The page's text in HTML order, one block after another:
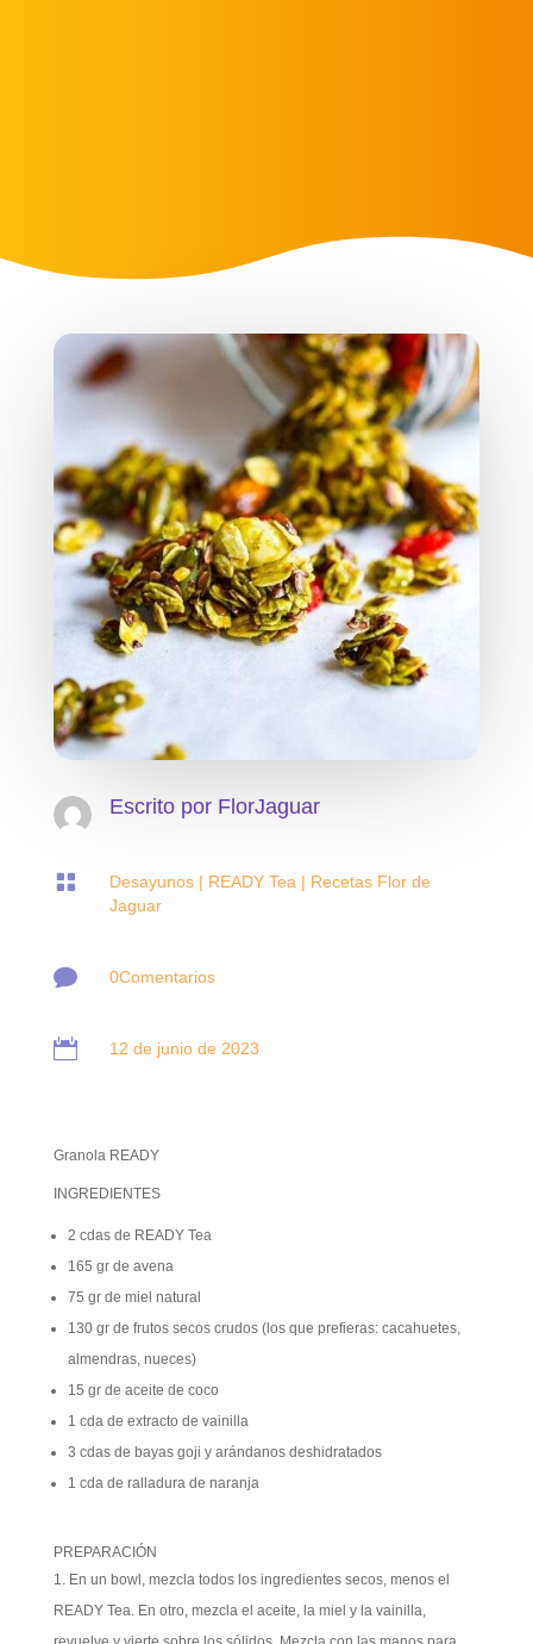
Escrito por FlorJaguar
 Desayunos| READY Tea | Recetas Flor de
Jaguar
 0Comentarios
 12 de junio de 2023
Granola READY
INGREDIENTES
2 cdas de READY Tea
165 gr de avena
75 gr de miel natural
130 gr de frutos secos crudos (los que prefieras: cacahuetes,
almendras, nueces)
15 gr de aceite de coco
1 cda de extracto de vainilla
3 cdas de bayas goji y arándanos deshidratados
1 cda de ralladura de naranja
PREPARACIÓN
En un bowl, mezcla todos los ingredientes secos, menos el
READY Tea. En otro, mezcla el aceite, la miel y la vainilla,